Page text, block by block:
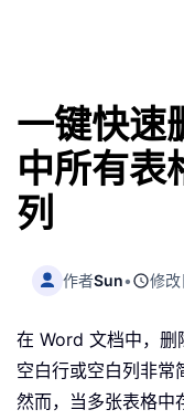
一键快速
中所有表
列
作者Sun• 修改
在 Word 文档中，删
空白行或空白列非常
然而，当多张表格中